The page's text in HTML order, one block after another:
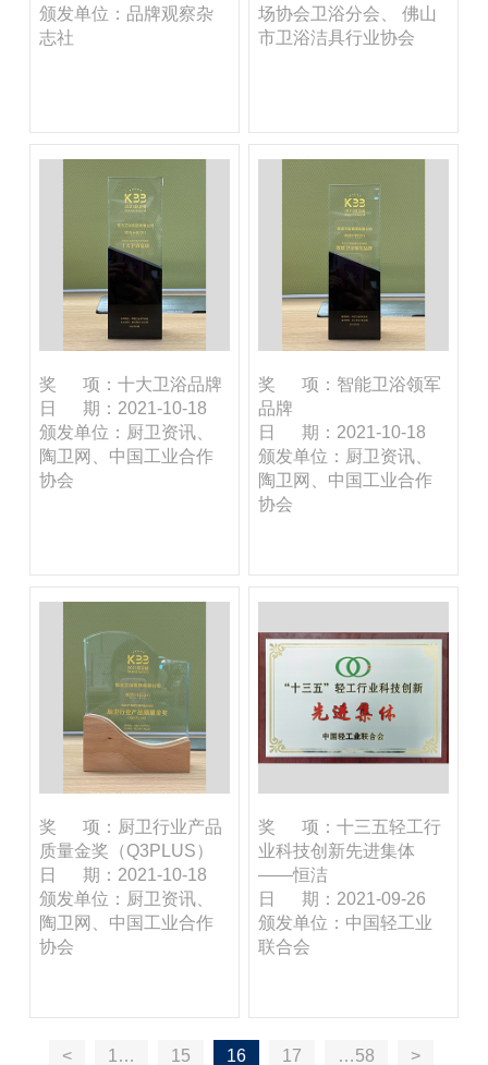
颁发单位：品牌观察杂
志社
场协会卫浴分会、 佛山
市卫浴洁具行业协会
奖 项：十大卫浴品牌
日 期：2021-10-18
颁发单位：厨卫资讯、
陶卫网、中国工业合作
协会
奖 项：智能卫浴领军
品牌
日 期：2021-10-18
颁发单位：厨卫资讯、
陶卫网、中国工业合作
协会
奖 项：厨卫行业产品
质量金奖（Q3PLUS）
日 期：2021-10-18
颁发单位：厨卫资讯、
陶卫网、中国工业合作
协会
奖 项：十三五轻工行
业科技创新先进集体
——恒洁
日 期：2021-09-26
颁发单位：中国轻工业
联合会
< 1… 15 16 17 …58 >